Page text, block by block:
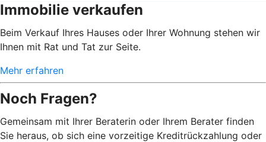
Immobilie verkaufen
Beim Verkauf Ihres Hauses oder Ihrer Wohnung stehen wir
Ihnen mit Rat und Tat zur Seite.
Mehr erfahren
Noch Fragen?
Gemeinsam mit Ihrer Beraterin oder Ihrem Berater finden
Sie heraus, ob sich eine vorzeitige Kreditrückzahlung oder